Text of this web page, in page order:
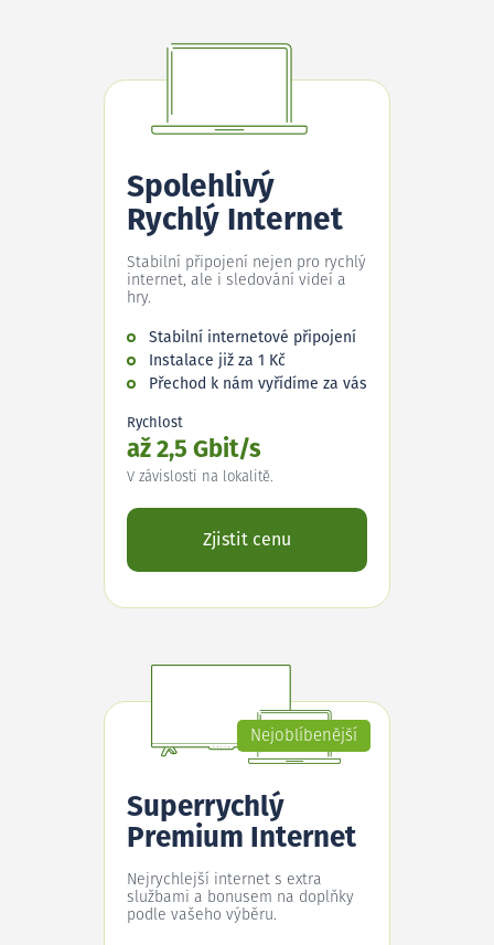
Spolehlivý
Rychlý Internet
Stabilní připojení nejen pro rychlý
internet, ale i sledování videí a
hry.
Stabilní internetové připojení
Instalace již za 1 Kč
Přechod k nám vyřídíme za vás
Rychlost
až 2,5 Gbit/s
V závislosti na lokalitě.
Zjistit cenu
Nejoblíbenější
Superrychlý
Premium Internet
Nejrychlejší internet s extra
službami a bonusem na doplňky
podle vašeho výběru.